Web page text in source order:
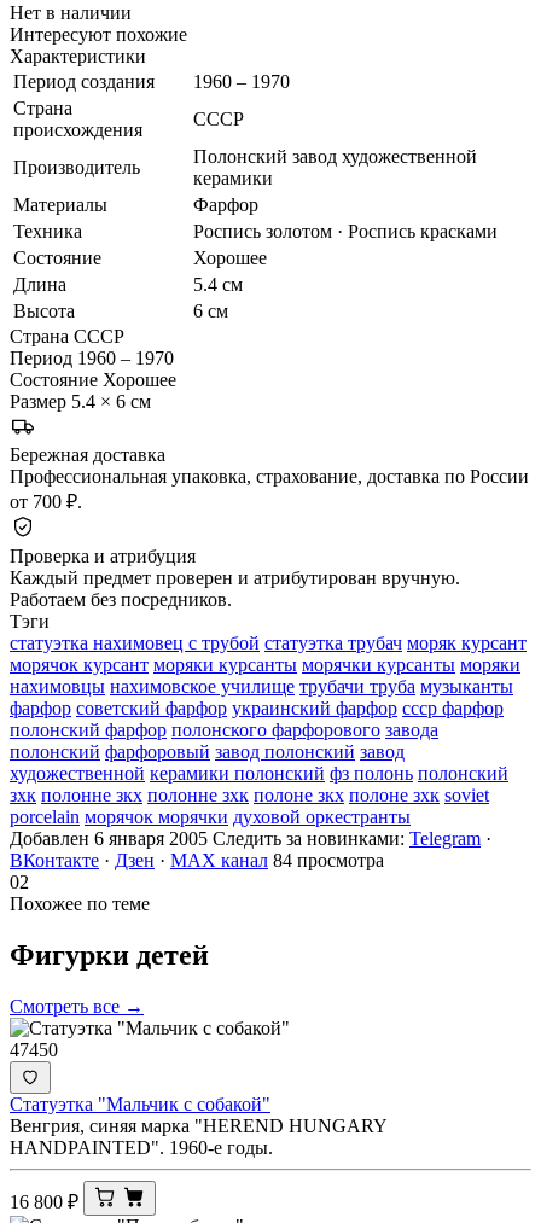
Нет в наличии
Интересуют похожие
Характеристики
Период создания
1960 – 1970
Страна
происхождения
СССР
Производитель
Полонский завод художественной
керамики
Материалы
Фарфор
Техника
Роспись золотом · Роспись красками
Состояние
Хорошее
Длина
5.4 см
Высота
6 см
Страна СССР
Период 1960 – 1970
Состояние Хорошее
Размер 5.4 × 6 см
Бережная доставка
Профессиональная упаковка, страхование, доставка по России
от 700 ₽.
Проверка и атрибуция
Каждый предмет проверен и атрибутирован вручную.
Работаем без посредников.
Тэги
статуэтка нахимовец с трубой статуэтка трубач моряк курсант
морячок курсант моряки курсанты морячки курсанты моряки
нахимовцы нахимовское училище трубачи труба музыканты
фарфор советский фарфор украинский фарфор ссср фарфор
полонский фарфор полонского фарфорового завода
полонский фарфоровый завод полонский завод
художественной керамики полонский фз полонь полонский
зхк полонне зкх полонне зхк полоне зкх полоне зхк soviet
porcelain морячок морячки духовой оркестранты
Добавлен 6 января 2005 Следить за новинками: Telegram ·
ВКонтакте · Дзен · MAX канал 84 просмотра
02
Похожее по теме
Фигурки детей
Смотреть все →
47450
Статуэтка "Мальчик с собакой"
Венгрия, синяя марка "HEREND HUNGARY
HANDPAINTED". 1960-е годы.
16 800 ₽